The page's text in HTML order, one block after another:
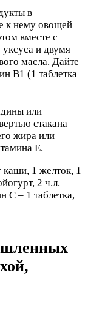
в
к нему овощей
вместе с
и двумя
масла. Дайте
В1 (1 таблетка
или
стакана
жира или
E.
каши, 1 желток, 1
2 ч.л.
С – 1 таблетка,